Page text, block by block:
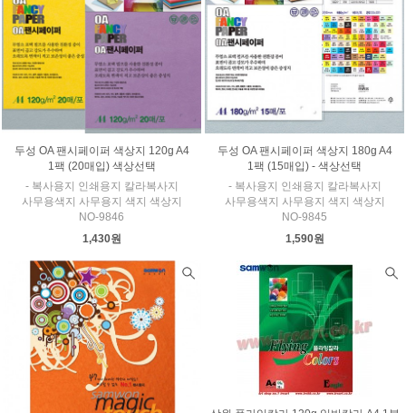
두성 OA 팬시페이퍼 색상지 120g A4
1팩 (20매입) 색상선택
- 복사용지 인쇄용지 칼라복사지
사무용색지 사무용지 색지 색상지
NO-9846
1,430원
두성 OA 팬시페이퍼 색상지 180g A4
1팩 (15매입) - 색상선택
- 복사용지 인쇄용지 칼라복사지
사무용색지 사무용지 색지 색상지
NO-9845
1,590원